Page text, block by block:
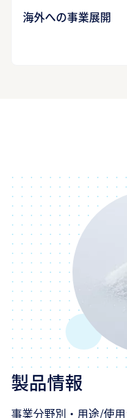
海外への事業展開
製品情報
事業分野別・用途/使